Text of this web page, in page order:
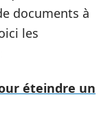
documents à
les
éteindre un